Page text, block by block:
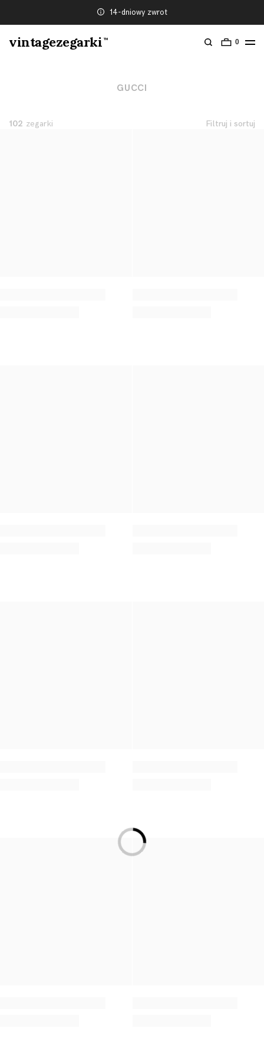
14-dniowy zwrot
vintagezegarki TM 0
GUCCI
102 zegarki Filtruj i sortuj